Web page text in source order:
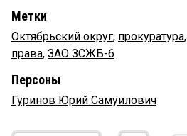
Метки
Октябрьский округ, прокуратура,
права, ЗАО ЗСЖБ-6
Персоны
Гуринов Юрий Самуилович